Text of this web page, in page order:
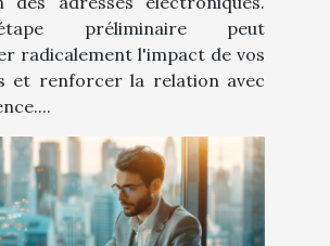
préliminaire peut
radicalement l'impact de vos
et renforcer la relation avec